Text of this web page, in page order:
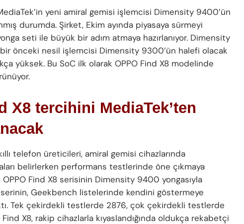
yeni amiral gemisi işlemcisi Dimensity 9400’ün
durumda. Şirket, Ekim ayında piyasaya sürmeyi
seti ile büyük bir adım atmaya hazırlanıyor. Dimensity
önceki nesil işlemcisi Dimensity 9300’ün halefi olacak
yüksek. Bu SoC ilk olarak OPPO Find X8 modelinde
X8 tercihini MediaTek’ten
telefon üreticileri, amiral gemisi cihazlarında
belirlerken performans testlerinde öne çıkmaya
OPPO Find X8 serisinin Dimensity 9400 yongasıyla
serinin, Geekbench listelerinde kendini göstermeye
Tek çekirdekli testlerde 2876, çok çekirdekli testlerde
X8, rakip cihazlarla kıyaslandığında oldukça rekabetçi